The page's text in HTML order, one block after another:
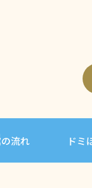
流れ ドミ